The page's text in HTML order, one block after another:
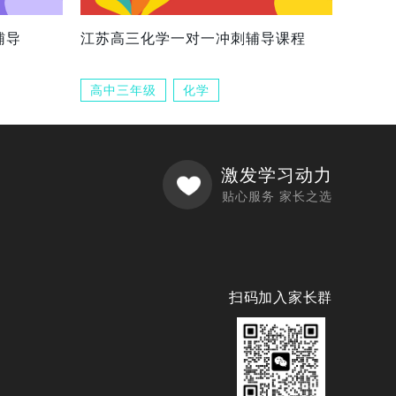
导 江苏高三化学一对一冲刺辅导课程
高中三年级 化学
激发学习动力
贴心服务 家长之选
扫码加入家长群